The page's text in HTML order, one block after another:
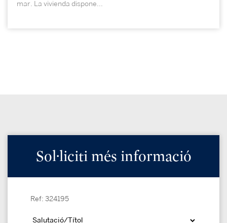
mar. La vivienda dispone...
Sol·liciti més informació
Ref: 324195